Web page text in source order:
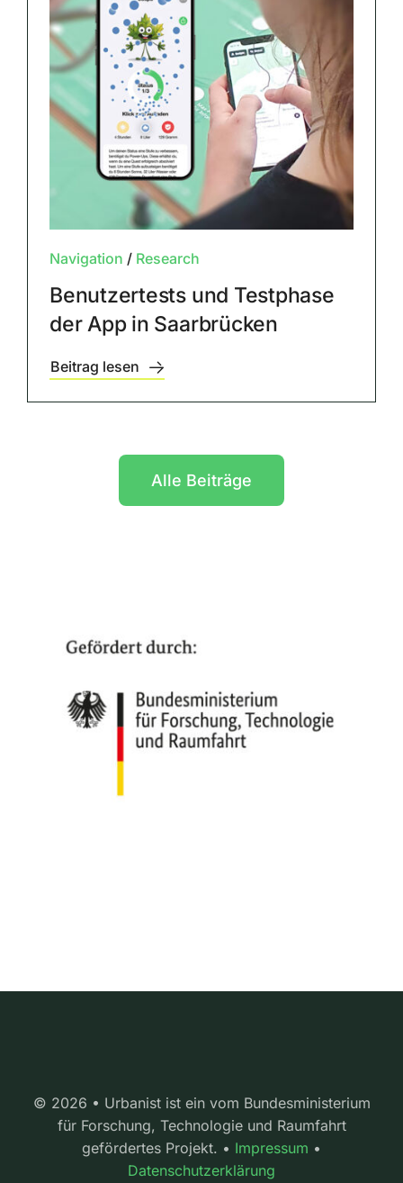
Navigation / Research
Benutzertests und Testphase
der App in Saarbrücken
Beitrag lesen
Alle Beiträge
© 2026 • Urbanist ist ein vom Bundesministerium
für Forschung, Technologie und Raumfahrt
gefördertes Projekt. • Impressum •
Datenschutzerklärung